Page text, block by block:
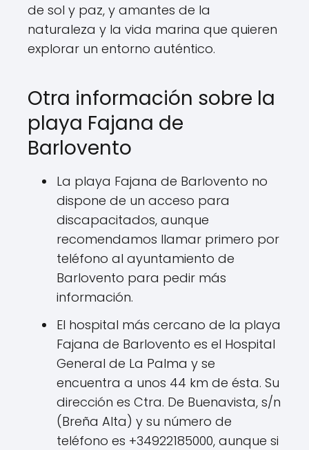
de sol y paz, y amantes de la
naturaleza y la vida marina que quieren
explorar un entorno auténtico.
Otra información sobre la
playa Fajana de
Barlovento
La playa Fajana de Barlovento no
dispone de un acceso para
discapacitados, aunque
recomendamos llamar primero por
teléfono al ayuntamiento de
Barlovento para pedir más
información.
El hospital más cercano de la playa
Fajana de Barlovento es el Hospital
General de La Palma y se
encuentra a unos 44 km de ésta. Su
dirección es Ctra. De Buenavista, s/n
(Breña Alta) y su número de
teléfono es +34922185000, aunque si